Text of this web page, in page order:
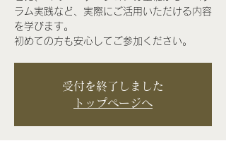
ラム実践など、実際にご活用いただける内容
を学びます。
受付を終了しました
トップページへ